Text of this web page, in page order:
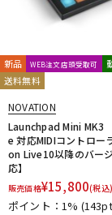
新品 WEB注文店頭受取可
送料無料
NOVATION
Launchpad Mini MK3
e 対応MIDIコントロー
on Live10以降のバー
応】
販売価格¥15,800(税込)
ポイント：1%